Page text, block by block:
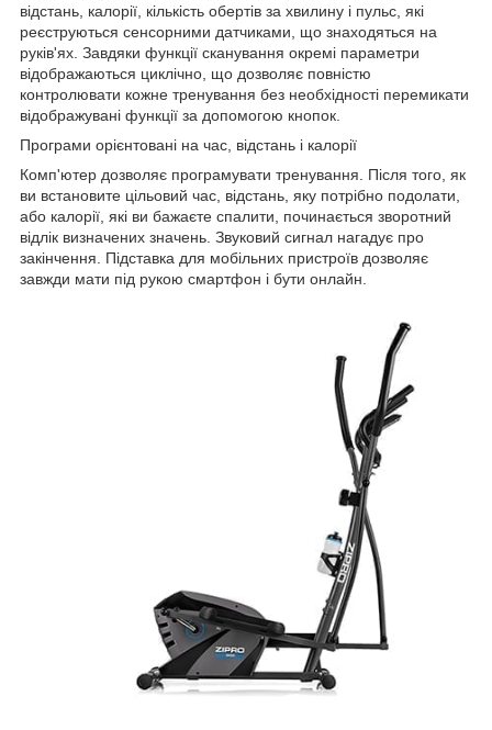
відстань, калорії, кількість обертів за хвилину і пульс, які
реєструються сенсорними датчиками, що знаходяться на
руків'ях. Завдяки функції сканування окремі параметри
відображаються циклічно, що дозволяє повністю
контролювати кожне тренування без необхідності перемикати
відображувані функції за допомогою кнопок.
Програми орієнтовані на час, відстань і калорії
Комп'ютер дозволяє програмувати тренування. Після того, як
ви встановите цільовий час, відстань, яку потрібно подолати,
або калорії, які ви бажаєте спалити, починається зворотний
відлік визначених значень. Звуковий сигнал нагадує про
закінчення. Підставка для мобільних пристроїв дозволяє
завжди мати під рукою смартфон і бути онлайн.